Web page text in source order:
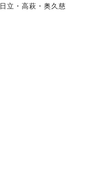
日立・高萩・奥久慈